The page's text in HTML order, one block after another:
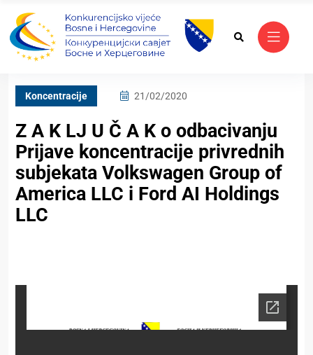
Koncentracije 21/02/2020
Z A K LJ U Č A K o odbacivanju
Prijave koncentracije privrednih
subjekata Volkswagen Group of
America LLC i Ford AI Holdings
LLC